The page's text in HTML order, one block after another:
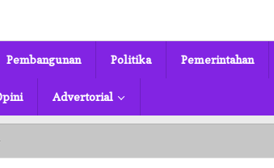
Pembangunan Politika Pemerintahan
Advertorial
Aturan,